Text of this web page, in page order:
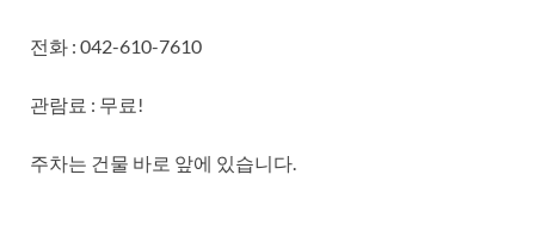
전화 : 042-610-7610
관람료 : 무료!
주차는 건물 바로 앞에 있습니다.